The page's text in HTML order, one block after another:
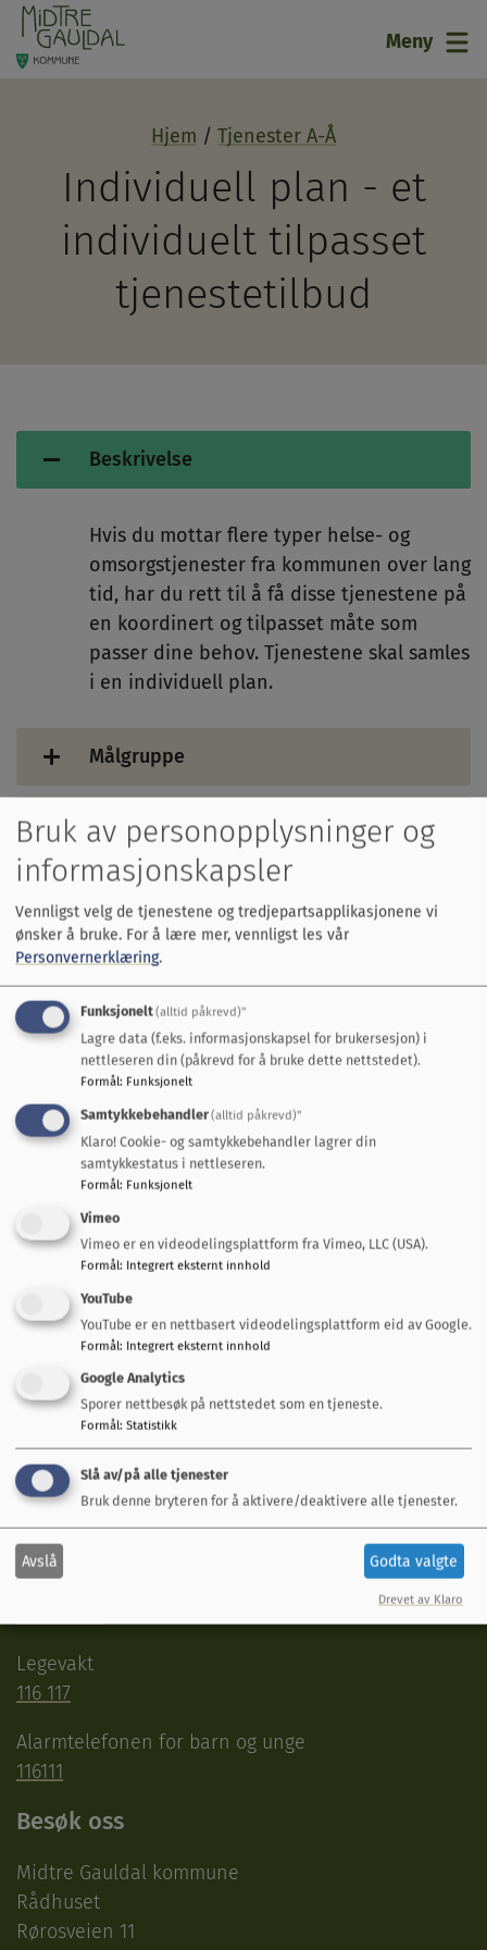
21 Meny
Hjem Tjenester A-Å
Individuell plan - et
individuelt tilpasset
tjenestetilbud
Beskrivelse
Hvis du mottar flere typer helse- og
omsorgstjenester fra kommunen over lang
tid, har du rett til å få disse tjenestene på
en koordinert og tilpasset måte som
passer dine behov. Tjenestene skal samles
i en individuell plan.
Målgruppe
Søknadsprosessen
Dokumenter
Partnere
Lover
Fant du det du lette etter?
Ja
Snakk med oss
Servicetorget Rådhuset
72 40 30 00
postmottak@mgk.no
Vakttelefoner
Teknisk beredskapsvakt
Legevakt
116 117
Alarmtelefonen for barn og unge
116111
Besøk oss
Midtre Gauldal kommune
Rådhuset
Rørosveien 11
Bruk av personopplysninger og
informasjonskapsler
Vennligst velg de tjenestene og tredjepartsapplikasjonene vi
ønsker å bruke. For å lære mer, vennligst les vår
Personvernerklæring.
Funksjonelt(alltid påkrevd)"
Lagre data (f.eks. informasjonskapsel for brukersesjon) i
nettleseren din (påkrevd for å bruke dette nettstedet).
Formål: Funksjonelt
Samtykkebehandler(alltid påkrevd)"
Klaro! Cookie- og samtykkebehandler lagrer din
samtykkestatus i nettleseren.
Formål: Funksjonelt
Vimeo
Vimeo er en videodelingsplattform fra Vimeo, LLC (USA).
Formål: Integrert eksternt innhold
YouTube
YouTube er en nettbasert videodelingsplattform eid av Google.
Formål: Integrert eksternt innhold
Google Analytics
Sporer nettbesøk på nettstedet som en tjeneste.
Formål: Statistikk
Slå av/på alle tjenester
Bruk denne bryteren for å aktivere/deaktivere alle tjenester.
Avslå Godta valgte
Drevet av Klaro